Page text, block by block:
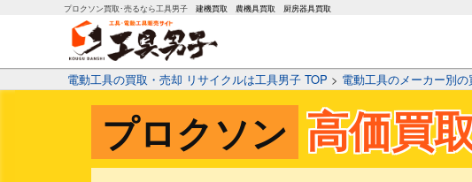
プロクソン買取･売るなら工具男子 建機買取 農機具買取 厨房器具買取
電動工具の買取・売却 リサイクルは工具男子 TOP > 電動工具のメーカー別
プロクソン 高価買